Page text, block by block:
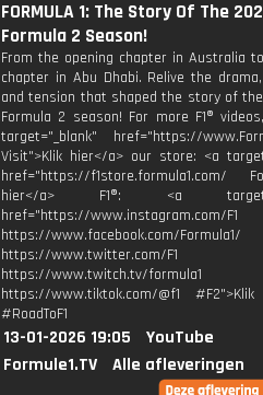
FORMULA 1: The Story Of The
Formula 2 Season!
From the opening chapter in Australia
chapter in Abu Dhabi. Relive the
and tension that shaped the story of
Formula 2 season! For more F1®
target="_blank" href="https://
Visit">Klik hier</a> our store: <a
href="https://f1store.formula1.com/
hier</a> F1®: <a
href="https://www.instagram.com/F1
https://www.facebook.com/Formula1/
https://www.twitter.com/F1
https://www.twitch.tv/formula1
https://www.tiktok.com/@f1
#RoadToF1
13-01-2026 19:05
YouTube
Formule1.TV
Alle afleveringen